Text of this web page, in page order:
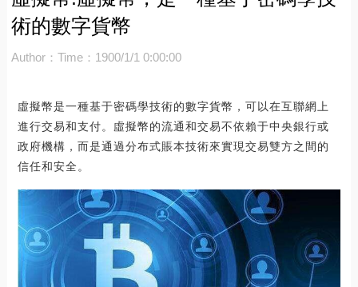
術的數字貨幣
Author： Time：1900/1/1 0:00:00
虛擬幣是一種基于密碼學技術的數字貨幣，可以在互聯網上
進行交易和支付。虛擬幣的流通和交易不依賴于中央銀行或
政府機構，而是通過分布式賬本技術來實現交易雙方之間的
信任和安全。